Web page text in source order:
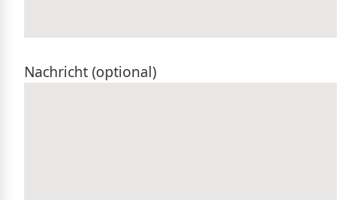
Nachricht (optional)